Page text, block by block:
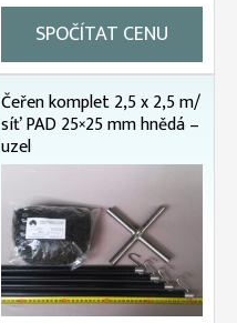
SPOČÍTAT CENU
Čeřen komplet 2,5 x 2,5 m/
síť PAD 25×25 mm hnědá –
uzel